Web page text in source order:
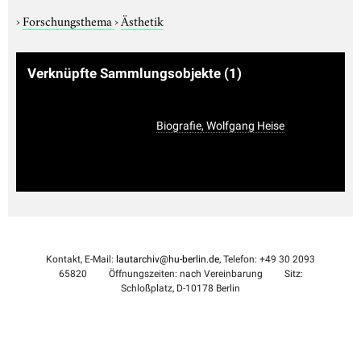
›Forschungsthema›Ästhetik
Verknüpfte Sammlungsobjekte (1)
Biografie, Wolfgang Heise
Kontakt, E-Mail: lautarchiv@hu-berlin.de, Telefon: +49 30 2093
65820
Öffnungszeiten: nach Vereinbarung
Sitz:
Schloßplatz, D-10178 Berlin